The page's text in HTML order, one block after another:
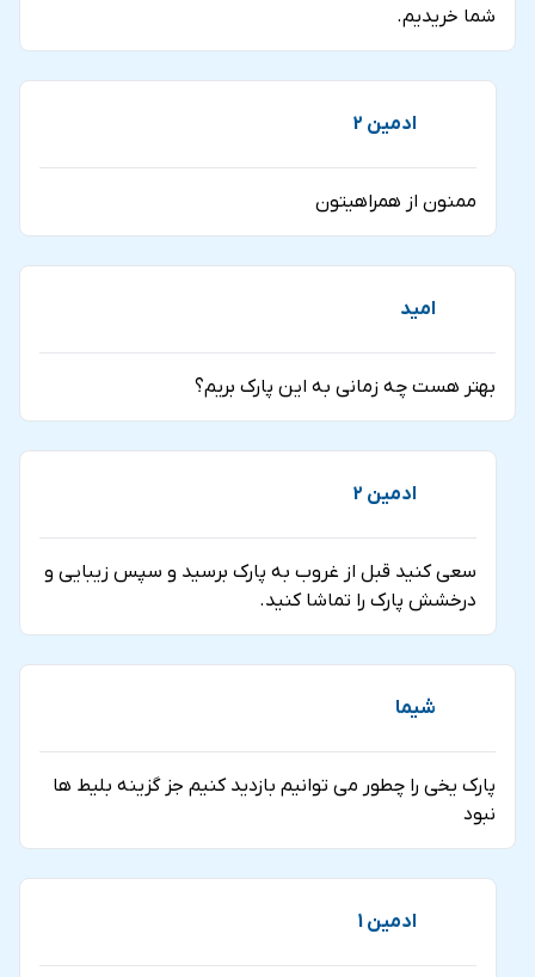
شما خريديم.
ادمين 2
ممنون از همراهيتون
امید
بهتر هست چه زمانی به این پارک بریم؟
ادمین 2
سعی کنید قبل از غروب به پارک برسید و سپس زیبایی و
درخشش پارک را تماشا کنید.
شیما
پارک یخی را چطور می توانیم بازدید کنیم جز گزینه بلیط ها
نبود
ادمین 1